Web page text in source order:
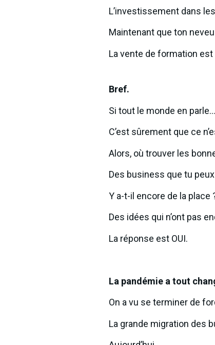
L’investissement dans
Maintenant que ton
La vente de formation
Bref.
Si tout le monde en parle…
C’est sûrement que ce
Alors, où trouver les
Des business que tu
Y a-t-il encore de la place
Des idées qui n’ont pas
La réponse est OUI.
La pandémie a tout
On a vu se terminer de
La grande migration des